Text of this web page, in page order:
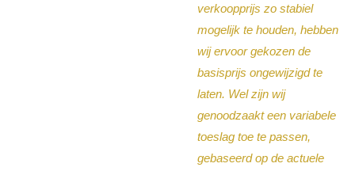
verkoopprijs zo stabiel
mogelijk te houden, hebben
wij ervoor gekozen de
basisprijs ongewijzigd te
laten. Wel zijn wij
genoodzaakt een variabele
toeslag toe te passen,
gebaseerd op de actuele